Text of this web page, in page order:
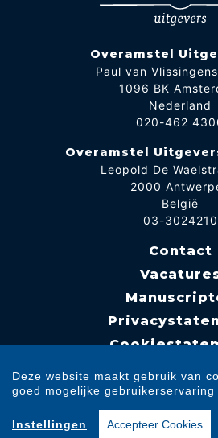
Overamstel
Paul van
1096 BK
Nederland
020-462
Overamstel
Leopold De
2000
België
03-3024210
Contact
Copyright © 2007-2026 Overamstel Uitgevers
Ontwerp door
Deze website maakt gebruik van
goed mogelijke gebruikerservaring
Instellingen Accepteer Cookies